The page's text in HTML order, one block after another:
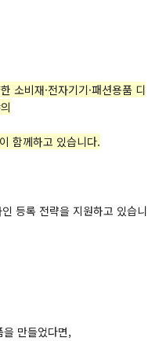
소비재·전자기기·패션용품 디
함께하고 있습니다.
등록 전략을 지원하고 있습니
만들었다면,